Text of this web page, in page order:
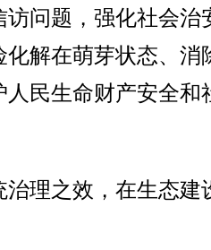
问题，强化社会治
化解在萌芽状态、消
人民生命财产安全和
理之效，在生态建